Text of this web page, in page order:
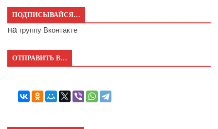
ПОДПИСЫВАЙСЯ…
на группу Вконтакте
ОТПРАВИТЬ В…